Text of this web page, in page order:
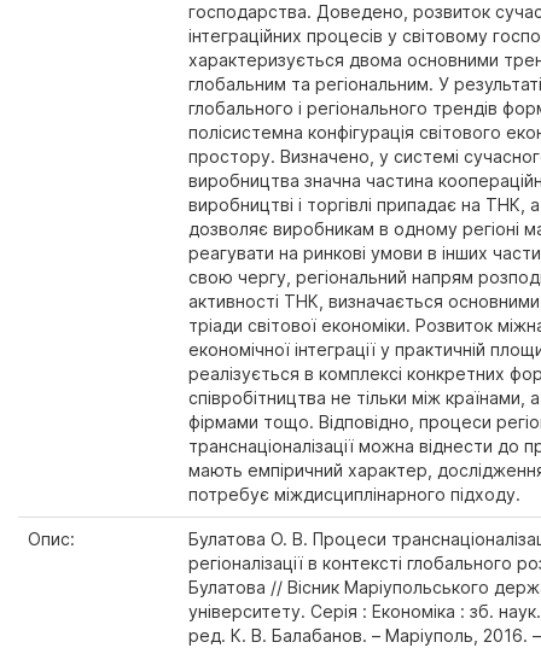
господарства. Доведено, розвиток
інтеграційних процесів у світовому
характеризується двома основними
глобальним та регіональним. У результаті
глобального і регіонального трендів
полісистемна конфігурація світового
простору. Визначено, у системі
виробництва значна частина
виробництві і торгівлі припадає на ТНК, а
дозволяє виробникам в одному регіоні
реагувати на ринкові умови в інших
свою чергу, регіональний напрям
активності ТНК, визначається
тріади світової економіки. Розвиток
економічної інтеграції у практичній
реалізується в комплексі конкретних
співробітництва не тільки між країнами,
фірмами тощо. Відповідно, процеси
транснаціоналізації можна віднести до
мають емпіричний характер,
потребує міждисциплінарного підходу.
Опис:
Булатова O. В. Процеси
регіоналізації в контексті глобального
Булатова // Вісник Маріупольського
університету. Серія : Економіка : зб.
ред. К. В. Балабанов. – Маріуполь, 2016.